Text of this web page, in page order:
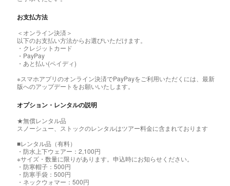
お支払方法
＜オンライン決済＞
以下のお支払い方法からお選びいただけます。
・クレジットカード
・PayPay
・あと払い(ペイディ)
※スマホアプリのオンライン決済でPayPayをご利用いただくには、最新
版へのアップデートをお願いいたします。
オプション・レンタルの説明
★無償レンタル品
スノーシュー、ストックのレンタルはツアー料金に含まれております
■レンタル品（有料）
・防水上下ウェアー：2,100円
※サイズ・数量に限りがあります。申込時にお知らせください。
・防寒帽子：500円
・防寒手袋：500円
・ネックウォマー：500円